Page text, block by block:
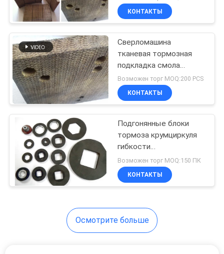
СПРОСИТЕ
ЦИТАТУ
КАРТА
САЙТА
PRIVACY
POLICY
сверля машин
КОНТАКТЫ
Сверломашина
тканевая тормозная
подкладка смола
тормозные блоки для
нефтяной скважины
буровой установки
Возможен торг MOQ:200 PCS
КОНТАКТЫ
Подгонянные блоки
тормоза крумциркуля
гибкости
промышленной
обкладки тормоза
высокие
Возможен торг MOQ:150 ПК
КОНТАКТЫ
Осмотрите больше